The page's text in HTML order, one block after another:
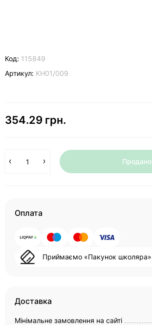
Код: 115849
Артикул: KH01/009
354.29 грн.
Продано
Оплата
Приймаємо «Пакунок школяра»
Доставка
Мінімальне замовлення на сайті